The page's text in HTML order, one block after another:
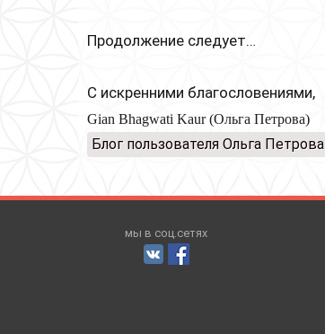
Продолжение следует…
С искренними благословениями,
Gian Bhagwati Kaur (Ольга Петрова)
Блог пользователя Ольга Петрова
мы в соц.сетях